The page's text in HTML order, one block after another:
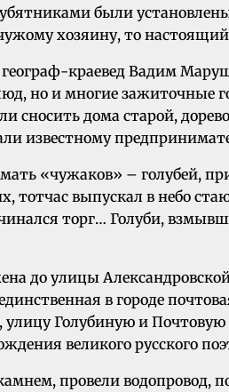
были
хозяину, то
краевед Вадим
но и многие
сносить дома старой,
известному
«чужаков» – голубей,
тотчас выпускал в небо
торг… Голуби,
до улицы
в городе
улицу Голубиную и
великого русского
провели